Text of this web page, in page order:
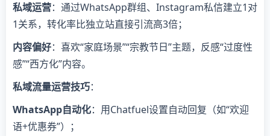
私域运营：通过WhatsApp群组、Instagram私信建立1对
1关系，转化率比独立站直接引流高3倍；
内容偏好：喜欢“家庭场景”“宗教节日”主题，反感“过度性
感”“西方化”内容。
私域流量运营技巧：
WhatsApp自动化：用Chatfuel设置自动回复（如“欢迎
语+优惠券”）；